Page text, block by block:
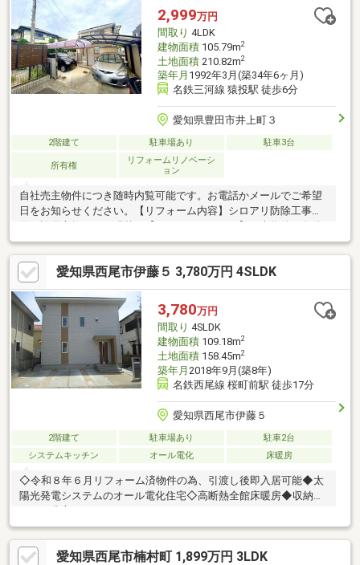
2,999万円
間取り 4LDK
建物面積105.79m2
土地面積210.82m2
築年月 1992年3月(築34年6ヶ月)
名鉄三河線 猿投駅 徒歩6分
愛知県豊田市井上町３
2階建て 駐車場あり 駐車3台
所有権
リフォームリノベーシ
ョン
自社売主物件につき随時内覧可能です。お電話かメールでご希望
日をお知らせください。【リフォーム内容】シロアリ防除工事水
により住宅ローン減税が適用されます。・シロアリ防除工事施工
後5年間保証。・お客様に合わせたローンの組み方や金融機関をご
提案。【周辺施設】・豊田市立井上小学校まで約820ｍ（徒歩約
11分）・豊田市立井郷中学校まで約1140ｍ（徒歩15分）・メグリ
ア井上店様まで約490ｍ（徒歩7分）・ファミリーマート豊田井上
店様まで約330ｍ（徒歩5分）・名鉄三河線猿投駅まで約410ｍ
（徒歩約6分）
愛知県西尾市伊藤５ 3,780万円 4SLDK
3,780万円
間取り 4SLDK
建物面積109.18m2
土地面積158.45m2
築年月 2018年9月(築8年)
名鉄西尾線 桜町前駅 徒歩17分
愛知県西尾市伊藤５
2階建て 駐車場あり
駐車2台
システムキッチン
オール電化 床暖房
◇令和８年６月リフォーム済物件の為、引渡し後即入居可能◆太
陽光発電システムのオール電化住宅◇高断熱全館床暖房◆収納ス
ペース豊富
愛知県西尾市楠村町 1,899万円 3LDK